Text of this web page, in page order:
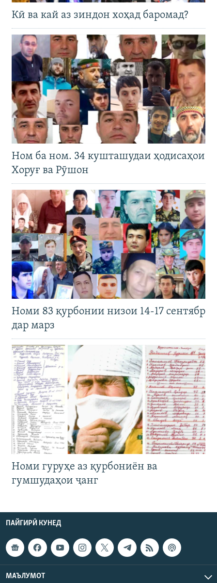
Кӣ ва кай аз зиндон хоҳад баромад?
Ном ба ном. 34 кушташудаи ҳодисаҳои
Хоруғ ва Рӯшон
Номи 83 қурбонии низои 14-17 сентябр
дар марз
Номи гуруҳе аз қурбониён ва
гумшудаҳои ҷанг
ПАЙГИРӢ КУНЕД
МАЪЛУМОТ